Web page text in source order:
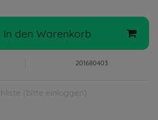
In den Warenkorb
201680403
(bitte einloggen)